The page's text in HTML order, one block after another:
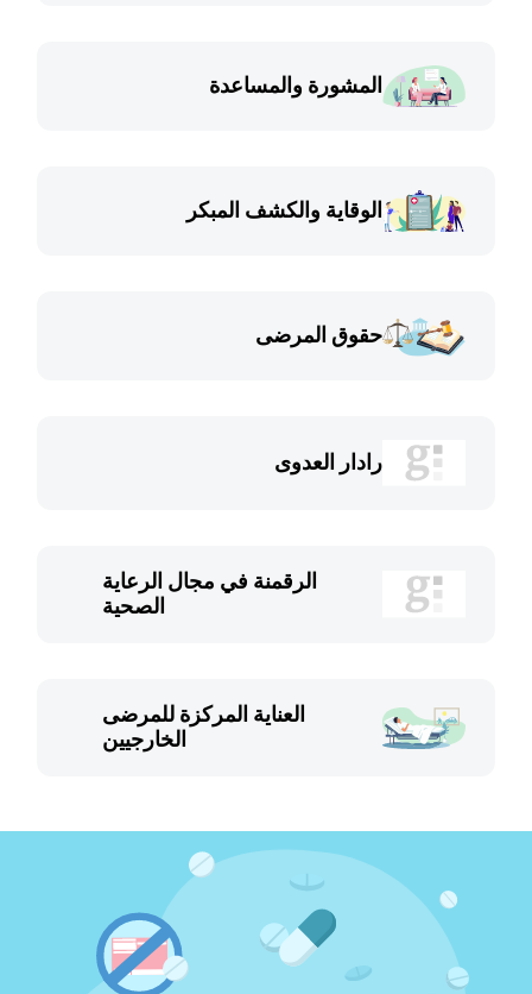
المشورة والمساعدة
الوقاية والكشف المبكر
حقوق المرضى
رادار العدوى
الرقمنة في مجال الرعاية
الصحية
العناية المركزة للمرضى
الخارجيين